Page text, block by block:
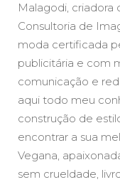
Malagodi,
Consultoria de
moda certificada
publicitária e com
comunicação e
aqui todo meu
construção de
encontrar a sua
Vegana,
sem crueldade,